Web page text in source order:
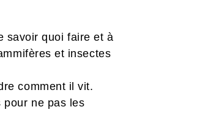
savoir quoi faire et à
et insectes
comment il vit.
pour ne pas les